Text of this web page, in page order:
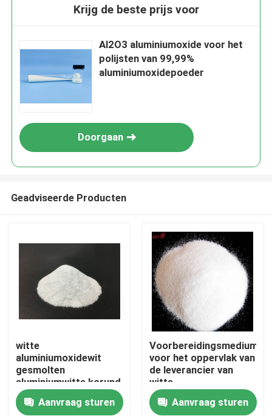
Producten
Over ons
Krijg de beste prijs voor
Al2O3 aluminiumoxide voor het
polijsten van 99,99%
aluminiumoxidepoeder
Doorgaan
Geadviseerde Producten
witte
aluminiumoxidewit
gesmolten
aluminiumwitte korund
abrasifwitte
aluminiumoxide korrel
Aanvraag sturen
Voorbereidingsmedium
voor het oppervlak van
de leverancier van
witte
aluminiumoxidegrit
Aanvraag sturen